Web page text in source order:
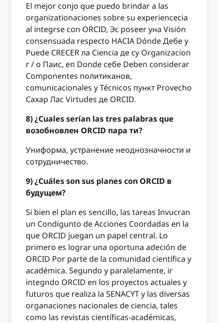
El mejor conjo que puedo brindar a las
organizationaciones sobre su experiencecia
al integrse con ORCID, Эс poseer уна Visión
consensuada respecto HACIA Dónde Дебе у
Puede CRECER ла Ciencia де су Organizacion
г / о Паис, еп Donde себе Deben considerar
Componentes политиканов,
comunicacionales у Técnicos пункт Provecho
Сахар Лас Virtudes де ORCID.
8) ¿Cuales serían las tres palabras que
возобновлен ORCID пара ти?
Униформа, устранение неоднозначности и
сотрудничество.
9) ¿Cuáles son sus planes con ORCID в
будущем?
Si bien el plan es sencillo, las tareas Invucran
un Condigunto de Acciones Coordadas en la
que ORCID juegan un papel central. Lo
primero es lograr una oportuna adeción de
ORCID Por parte de la comunidad científica y
académica. Segundo y paralelamente, ir
integndo ORCID en los proyectos actuales y
futuros que realiza la SENACYT y las diversas
organaciones nacionales de ciencia, tales
como las revistas científicas-académicas,